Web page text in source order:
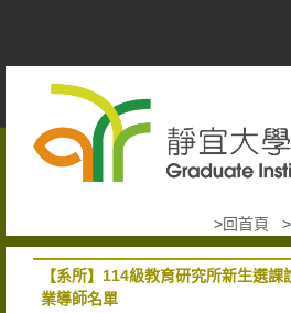
>回首頁 >
【系所】114級教育研究所新生選課
業導師名單